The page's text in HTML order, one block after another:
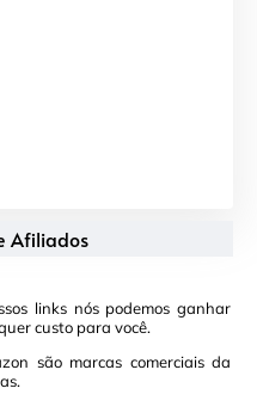
Afiliados
links nós podemos ganhar
custo para você.
são marcas comerciais da